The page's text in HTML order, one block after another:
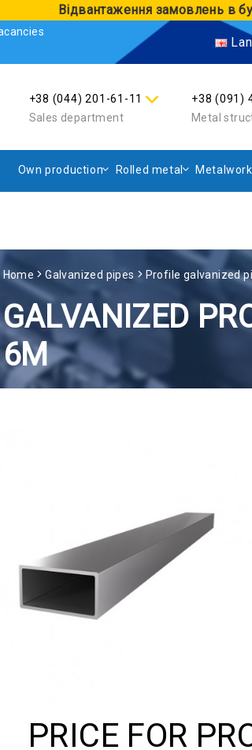
Відвантаження замовлень в
+38 (044) 201-61-11
Sales department
+38 (091)
Metal
Own production Rolled metal
Home Galvanized pipes Profile galvanized
GALVANIZED
6M
PRICE FOR